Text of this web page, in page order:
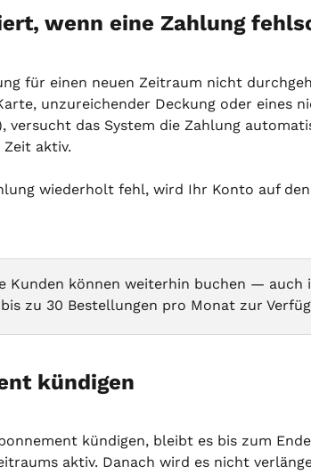
wenn eine Zahlung
für einen neuen Zeitraum nicht
unzureichender Deckung oder eines
versucht das System die Zahlung
aktiv.
wiederholt fehl, wird Ihr Konto auf
Kunden können weiterhin buchen — auch
zu 30 Bestellungen pro Monat zur
kündigen
kündigen, bleibt es bis zum
aktiv. Danach wird es nicht